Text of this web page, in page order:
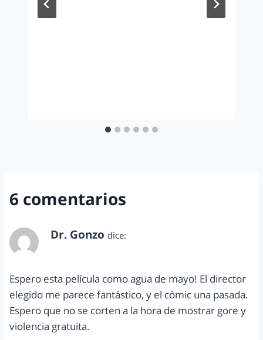
6 comentarios
Dr. Gonzo dice:
Espero esta película como agua de mayo! El director
elegido me parece fantástico, y el cómic una pasada.
Espero que no se corten a la hora de mostrar gore y
violencia gratuita.